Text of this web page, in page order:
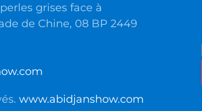
grises face à
de Chine, 08 BP 2449
www.abidjanshow.com